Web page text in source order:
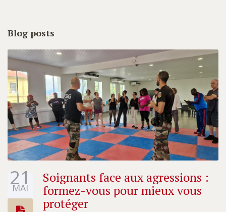
Blog posts
21
MAI
Soignants face aux agressions :
formez-vous pour mieux vous
protéger